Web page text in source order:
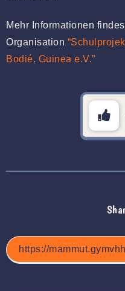
Mehr Informationen
Organisation
Bodié, Guinea e.V.”